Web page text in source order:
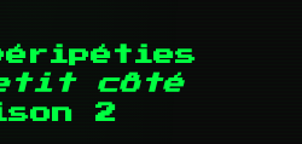
côté
2